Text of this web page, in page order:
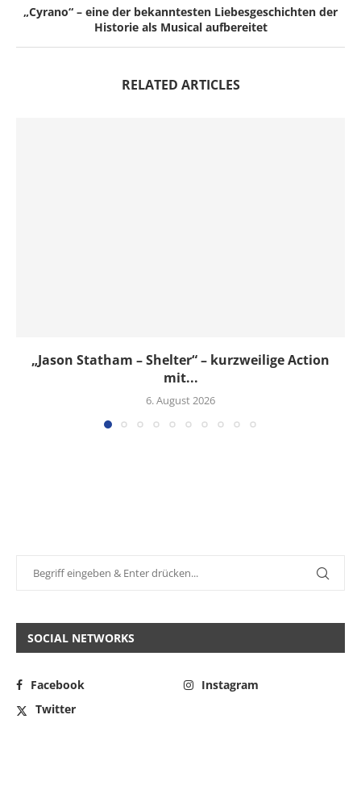
„Cyrano“ – eine der bekanntesten Liebesgeschichten der
Historie als Musical aufbereitet
RELATED ARTICLES
„Jason Statham – Shelter“ – kurzweilige Action
mit...
6. August 2026
SOCIAL NETWORKS
Facebook
Instagram
Twitter